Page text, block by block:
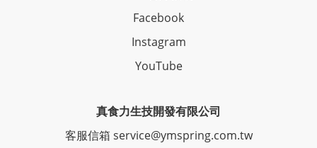
Facebook
Instagram
YouTube
真食力生技開發有限公司
客服信箱 service@ymspring.com.tw